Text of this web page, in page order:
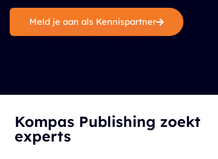
Meld je aan als Kennispartner
Kompas Publishing zoekt
experts